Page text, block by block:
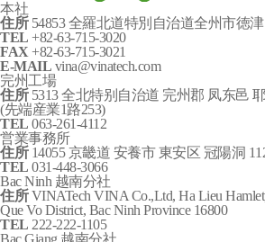
本社
住所 54853 全羅北道特別自治道全州市徳
TEL +82-63-715-3020
FAX +82-63-715-3021
E-MAIL vina@vinatech.com
完州工場
住所 5313 全北特别自治道 完州郡 凤东邑
(先端産業1路253)
TEL 063-261-4112
営業事務所
住所 14055 京畿道 安養市 東安区 冠陽洞
TEL 031-448-3066
Bac Ninh 越南分社
住所 VINATech VINA Co.,Ltd, Ha Lieu
Que Vo District, Bac Ninh Province 16800
TEL 222-222-1105
Bac Giang 越南分社